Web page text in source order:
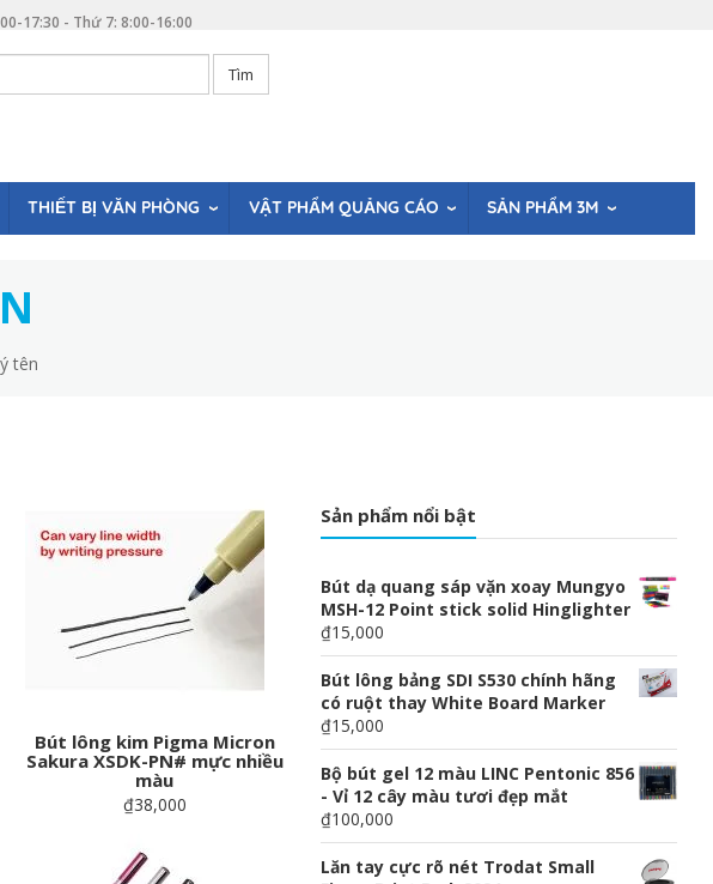
17:30 - Thứ 7: 8:00-16:00
Tìm
THIẾT BỊ VĂN PHÒNG VẬT PHẨM QUẢNG CÁO SẢN PHẨM 3M
tên
Bút lông kim Pigma Micron
Sakura XSDK-PN# mực nhiều
màu
₫38,000
Sản phẩm nổi bật
Bút dạ quang sáp vặn xoay Mungyo
MSH-12 Point stick solid Hinglighter
₫15,000
Bút lông bảng SDI S530 chính hãng
có ruột thay White Board Marker
₫15,000
Bộ bút gel 12 màu LINC Pentonic 856
- Vỉ 12 cây màu tươi đẹp mắt
₫100,000
Lăn tay cực rõ nét Trodat Small